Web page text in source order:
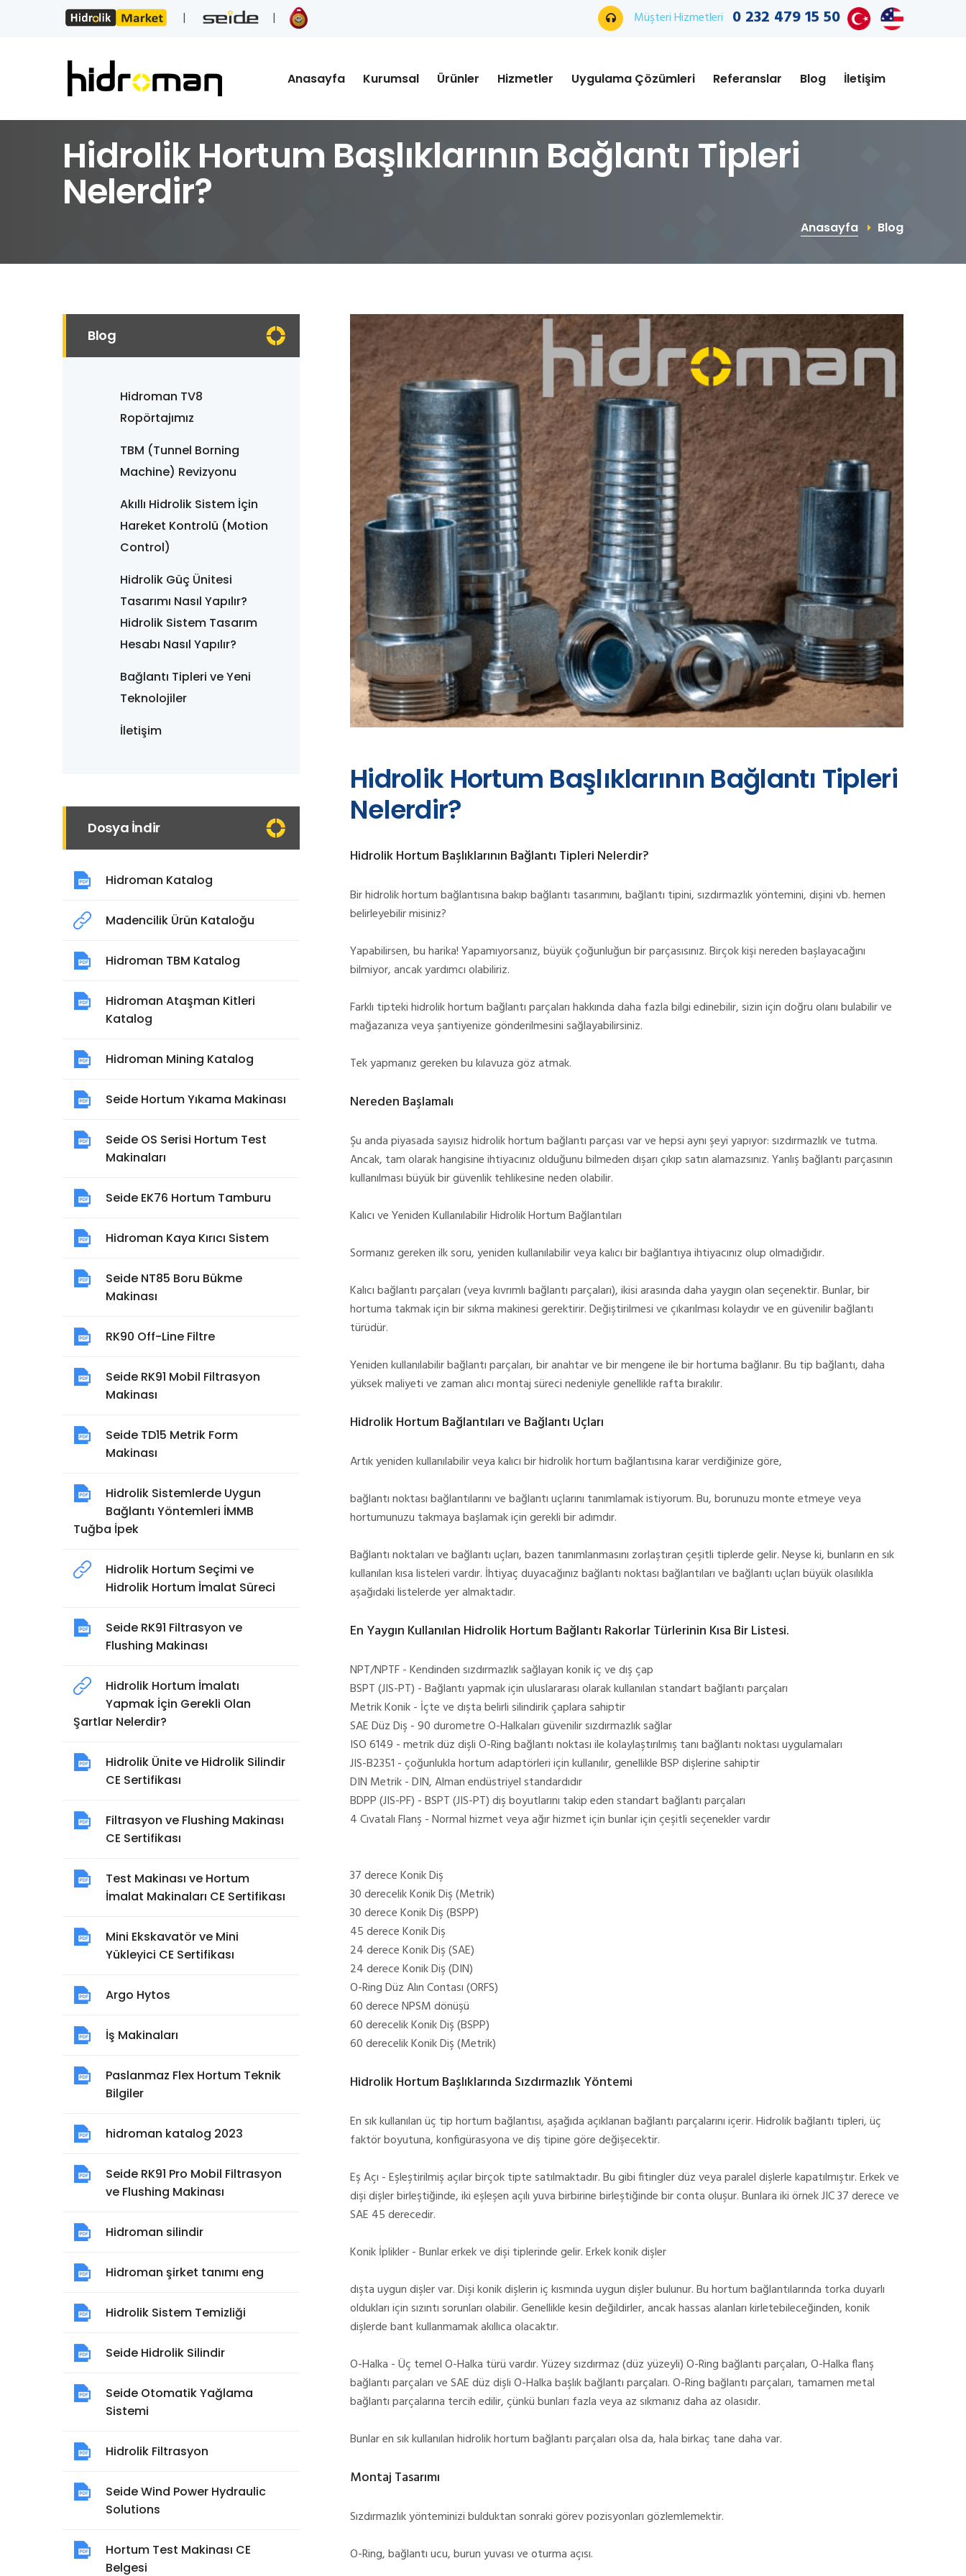
Müşteri Hizmetleri 0 232 479 15 50
Anasayfa Kurumsal Ürünler Hizmetler Uygulama Çözümleri Referanslar Blog İletişim
Hidrolik Hortum Başlıklarının Bağlantı Tipleri
Nelerdir?
Anasayfa Blog
Hidrolik Hortum Başlıklarının Bağlantı Tipleri
Nelerdir?
Hidrolik Hortum Başlıklarının Bağlantı Tipleri Nelerdir?
Bir hidrolik hortum bağlantısına bakıp bağlantı tasarımını, bağlantı tipini, sızdırmazlık yöntemini, dişini vb. hemen
belirleyebilir misiniz?
Yapabilirsen, bu harika! Yapamıyorsanız, büyük çoğunluğun bir parçasısınız. Birçok kişi nereden başlayacağını
bilmiyor, ancak yardımcı olabiliriz.
Farklı tipteki hidrolik hortum bağlantı parçaları hakkında daha fazla bilgi edinebilir, sizin için doğru olanı bulabilir ve
mağazanıza veya şantiyenize gönderilmesini sağlayabilirsiniz.
Tek yapmanız gereken bu kılavuza göz atmak.
Nereden Başlamalı
Şu anda piyasada sayısız hidrolik hortum bağlantı parçası var ve hepsi aynı şeyi yapıyor: sızdırmazlık ve tutma.
Ancak, tam olarak hangisine ihtiyacınız olduğunu bilmeden dışarı çıkıp satın alamazsınız. Yanlış bağlantı parçasının
kullanılması büyük bir güvenlik tehlikesine neden olabilir.
Kalıcı ve Yeniden Kullanılabilir Hidrolik Hortum Bağlantıları
Sormanız gereken ilk soru, yeniden kullanılabilir veya kalıcı bir bağlantıya ihtiyacınız olup olmadığıdır.
Kalıcı bağlantı parçaları (veya kıvrımlı bağlantı parçaları), ikisi arasında daha yaygın olan seçenektir. Bunlar, bir
hortuma takmak için bir sıkma makinesi gerektirir. Değiştirilmesi ve çıkarılması kolaydır ve en güvenilir bağlantı
türüdür.
Yeniden kullanılabilir bağlantı parçaları, bir anahtar ve bir mengene ile bir hortuma bağlanır. Bu tip bağlantı, daha
yüksek maliyeti ve zaman alıcı montaj süreci nedeniyle genellikle rafta bırakılır.
Hidrolik Hortum Bağlantıları ve Bağlantı Uçları
Artık yeniden kullanılabilir veya kalıcı bir hidrolik hortum bağlantısına karar verdiğinize göre,
bağlantı noktası bağlantılarını ve bağlantı uçlarını tanımlamak istiyorum. Bu, borunuzu monte etmeye veya
hortumunuzu takmaya başlamak için gerekli bir adımdır.
Bağlantı noktaları ve bağlantı uçları, bazen tanımlanmasını zorlaştıran çeşitli tiplerde gelir. Neyse ki, bunların en sık
kullanılan kısa listeleri vardır. İhtiyaç duyacağınız bağlantı noktası bağlantıları ve bağlantı uçları büyük olasılıkla
aşağıdaki listelerde yer almaktadır.
En Yaygın Kullanılan Hidrolik Hortum Bağlantı Rakorlar Türlerinin Kısa Bir Listesi.
NPT/NPTF - Kendinden sızdırmazlık sağlayan konik iç ve dış çap
BSPT (JIS-PT) - Bağlantı yapmak için uluslararası olarak kullanılan standart bağlantı parçaları
Metrik Konik - İçte ve dışta belirli silindirik çaplara sahiptir
SAE Düz Diş - 90 durometre O-Halkaları güvenilir sızdırmazlık sağlar
ISO 6149 - metrik düz dişli O-Ring bağlantı noktası ile kolaylaştırılmış tanı bağlantı noktası uygulamaları
JIS-B2351 - çoğunlukla hortum adaptörleri için kullanılır, genellikle BSP dişlerine sahiptir
DIN Metrik - DIN, Alman endüstriyel standardıdır
BDPP (JIS-PF) - BSPT (JIS-PT) diş boyutlarını takip eden standart bağlantı parçaları
4 Cıvatalı Flanş - Normal hizmet veya ağır hizmet için bunlar için çeşitli seçenekler vardır
37 derece Konik Diş
30 derecelik Konik Diş (Metrik)
30 derece Konik Diş (BSPP)
45 derece Konik Diş
24 derece Konik Diş (SAE)
24 derece Konik Diş (DIN)
O-Ring Düz Alın Contası (ORFS)
60 derece NPSM dönüşü
60 derecelik Konik Diş (BSPP)
60 derecelik Konik Diş (Metrik)
Hidrolik Hortum Başlıklarında Sızdırmazlık Yöntemi
En sık kullanılan üç tip hortum bağlantısı, aşağıda açıklanan bağlantı parçalarını içerir. Hidrolik bağlantı tipleri, üç
faktör boyutuna, konfigürasyona ve diş tipine göre değişecektir.
Eş Açı - Eşleştirilmiş açılar birçok tipte satılmaktadır. Bu gibi fitingler düz veya paralel dişlerle kapatılmıştır. Erkek ve
dişi dişler birleştiğinde, iki eşleşen açılı yuva birbirine birleştiğinde bir conta oluşur. Bunlara iki örnek JIC 37 derece ve
SAE 45 derecedir.
Konik İplikler - Bunlar erkek ve dişi tiplerinde gelir. Erkek konik dişler
dışta uygun dişler var. Dişi konik dişlerin iç kısmında uygun dişler bulunur. Bu hortum bağlantılarında torka duyarlı
oldukları için sızıntı sorunları olabilir. Genellikle kesin değildirler, ancak hassas alanları kirletebileceğinden, konik
dişlerde bant kullanmamak akıllıca olacaktır.
O-Halka - Üç temel O-Halka türü vardır. Yüzey sızdırmaz (düz yüzeyli) O-Ring bağlantı parçaları, O-Halka flanş
bağlantı parçaları ve SAE düz dişli O-Halka başlık bağlantı parçaları. O-Ring bağlantı parçaları, tamamen metal
bağlantı parçalarına tercih edilir, çünkü bunları fazla veya az sıkmanız daha az olasıdır.
Bunlar en sık kullanılan hidrolik hortum bağlantı parçaları olsa da, hala birkaç tane daha var.
Montaj Tasarımı
Sızdırmazlık yönteminizi bulduktan sonraki görev pozisyonları gözlemlemektir.
O-Ring, bağlantı ucu, burun yuvası ve oturma açısı.
Blog
Hidroman TV8
Ropörtajımız
TBM (Tunnel Borning
Machine) Revizyonu
Akıllı Hidrolik Sistem İçin
Hareket Kontrolü (Motion
Control)
Hidrolik Güç Ünitesi
Tasarımı Nasıl Yapılır?
Hidrolik Sistem Tasarım
Hesabı Nasıl Yapılır?
Bağlantı Tipleri ve Yeni
Teknolojiler
İletişim
Dosya İndir
Hidroman Katalog
Madencilik Ürün Kataloğu
Hidroman TBM Katalog
Hidroman Ataşman Kitleri
Katalog
Hidroman Mining Katalog
Seide Hortum Yıkama Makinası
Seide OS Serisi Hortum Test
Makinaları
Seide EK76 Hortum Tamburu
Hidroman Kaya Kırıcı Sistem
Seide NT85 Boru Bükme
Makinası
RK90 Off-Line Filtre
Seide RK91 Mobil Filtrasyon
Makinası
Seide TD15 Metrik Form
Makinası
Hidrolik Sistemlerde Uygun
Bağlantı Yöntemleri İMMB
Tuğba İpek
Hidrolik Hortum Seçimi ve
Hidrolik Hortum İmalat Süreci
Seide RK91 Filtrasyon ve
Flushing Makinası
Hidrolik Hortum İmalatı
Yapmak İçin Gerekli Olan
Şartlar Nelerdir?
Hidrolik Ünite ve Hidrolik Silindir
CE Sertifikası
Filtrasyon ve Flushing Makinası
CE Sertifikası
Test Makinası ve Hortum
İmalat Makinaları CE Sertifikası
Mini Ekskavatör ve Mini
Yükleyici CE Sertifikası
Argo Hytos
İş Makinaları
Paslanmaz Flex Hortum Teknik
Bilgiler
hidroman katalog 2023
Seide RK91 Pro Mobil Filtrasyon
ve Flushing Makinası
Hidroman silindir
Hidroman şirket tanımı eng
Hidrolik Sistem Temizliği
Seide Hidrolik Silindir
Seide Otomatik Yağlama
Sistemi
Hidrolik Filtrasyon
Seide Wind Power Hydraulic
Solutions
Hortum Test Makinası CE
Belgesi